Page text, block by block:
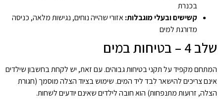
בכנרת
קשישים ובעלי מוגבלות:אזורי שהייה נוחים, נגישות מלאה, כניסה
מדורגת למים
שלב 4 – בטיחות במים
המתחם מקפיד על תקני בטיחות גבוהים. עם זאת, יש לקחת בחשבון שילדים
אינם צריכים להישאר לבד ליד המים. שימוש בציוד הצלה מוסמך (חגורת
הצלה, זרועות מתנפחות) הוא חובה לילדים שאינם יודעים לשחות.